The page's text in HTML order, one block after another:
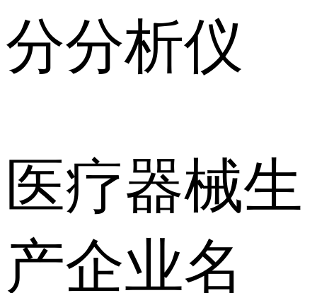
分分析仪
医疗器械生
产企业名